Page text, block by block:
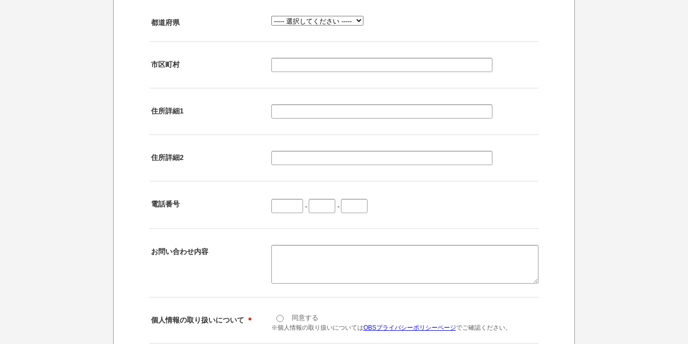
都道府県
市区町村
住所詳細1
住所詳細2
電話番号 - -
お問い合わせ内容
個人情報の取り扱いについて ＊ 同意する
※個人情報の取り扱いについてはOBSプライバシーポリシーページでご確認ください。